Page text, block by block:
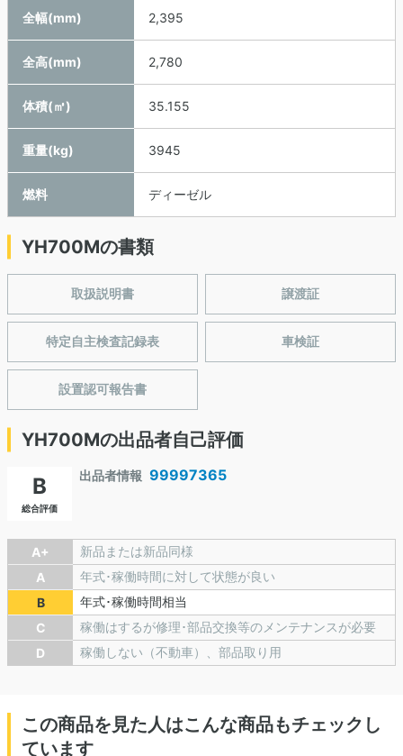
全幅(mm) 2,395
全高(mm) 2,780
体積(㎥) 35.155
重量(kg) 3945
燃料 ディーゼル
YH700Mの書類
取扱説明書 譲渡証
特定自主検査記録表 車検証
設置認可報告書
YH700Mの出品者自己評価
B
総合評価
出品者情報 99997365
A+
新品または新品同様
A
年式･稼働時間に対して状態が良い
B
年式･稼働時間相当
C
稼働はするが修理･部品交換等のメンテナンスが必要
D
稼働しない（不動車）、部品取り用
この商品を見た人はこんな商品もチェックし
ています